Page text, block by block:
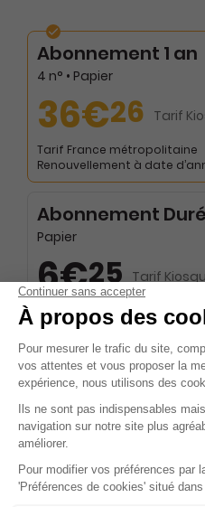
Abonnement 1 an
4 n° • Papier
36€26 Tarif
Tarif France métropolitaine
Renouvellement à date
Abonnement
Papier
6€25 Tarif
Prix par n° pendant 6 mois,
Tarif France métropolitaine
Présentation du
des Nanas
Découvrez un magazine qui
féminin, un espace où la